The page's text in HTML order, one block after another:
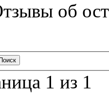
об
1 из 1